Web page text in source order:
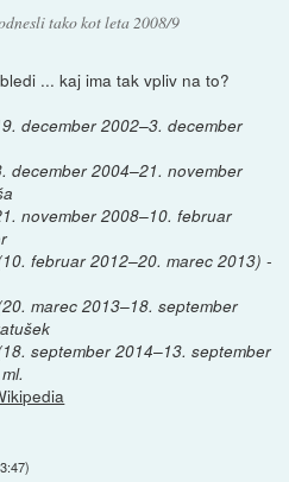
tako kot leta 2008/9
... kaj ima tak vpliv na to?
december 2002–3. december
december 2004–21. november
november 2008–10. februar
februar 2012–20. marec 2013) -
marec 2013–18. september
september 2014–13. september
)